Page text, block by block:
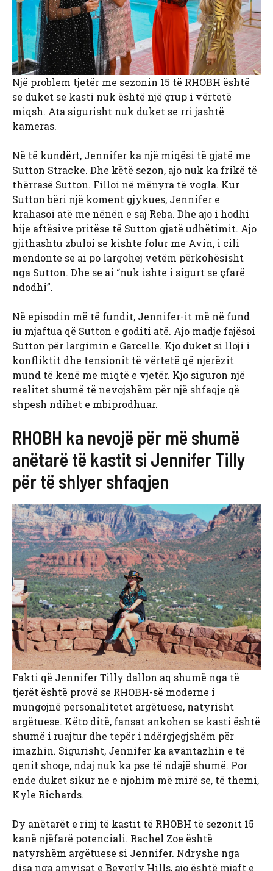
Një problem tjetër me sezonin 15 të RHOBH është
se duket se kasti nuk është një grup i vërtetë
miqsh. Ata sigurisht nuk duket se rri jashtë
kameras.
Në të kundërt, Jennifer ka një miqësi të gjatë me
Sutton Stracke. Dhe këtë sezon, ajo nuk ka frikë të
thërrasë Sutton. Filloi në mënyra të vogla. Kur
Sutton bëri një koment gjykues, Jennifer e
krahasoi atë me nënën e saj Reba. Dhe ajo i hodhi
hije aftësive pritëse të Sutton gjatë udhëtimit. Ajo
gjithashtu zbuloi se kishte folur me Avin, i cili
mendonte se ai po largohej vetëm përkohësisht
nga Sutton. Dhe se ai “nuk ishte i sigurt se çfarë
ndodhi”.
Në episodin më të fundit, Jennifer-it më në fund
iu mjaftua që Sutton e goditi atë. Ajo madje fajësoi
Sutton për largimin e Garcelle. Kjo duket si lloji i
konfliktit dhe tensionit të vërtetë që njerëzit
mund të kenë me miqtë e vjetër. Kjo siguron një
realitet shumë të nevojshëm për një shfaqje që
shpesh ndihet e mbiprodhuar.
RHOBH ka nevojë për më shumë
anëtarë të kastit si Jennifer Tilly
për të shlyer shfaqjen
Fakti që Jennifer Tilly dallon aq shumë nga të
tjerët është provë se RHOBH-së moderne i
mungojnë personalitetet argëtuese, natyrisht
argëtuese. Këto ditë, fansat ankohen se kasti është
shumë i ruajtur dhe tepër i ndërgjegjshëm për
imazhin. Sigurisht, Jennifer ka avantazhin e të
qenit shoqe, ndaj nuk ka pse të ndajë shumë. Por
ende duket sikur ne e njohim më mirë se, të themi,
Kyle Richards.
Dy anëtarët e rinj të kastit të RHOBH të sezonit 15
kanë njëfarë potenciali. Rachel Zoe është
natyrshëm argëtuese si Jennifer. Ndryshe nga
disa nga amvisat e Beverly Hills, ajo është mjaft e